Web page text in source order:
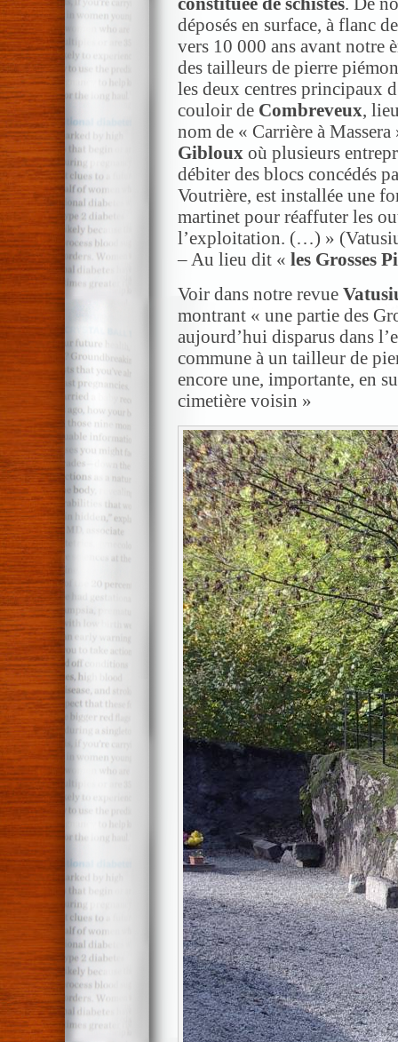
déposés en surface, à flanc
vers 10 000 ans avant notre
des tailleurs de pierre
les deux centres principaux
couloir de Combreveux,
nom de « Carrière à
Gibloux où plusieurs
débiter des blocs concédés
Voutrière, est installée une
martinet pour réaffuter les
l’exploitation. (…) »
– Au lieu dit « les Grosses
Voir dans notre revue
montrant « une partie des
aujourd’hui disparus dans
commune à un tailleur de
encore une, importante, en
cimetière voisin »